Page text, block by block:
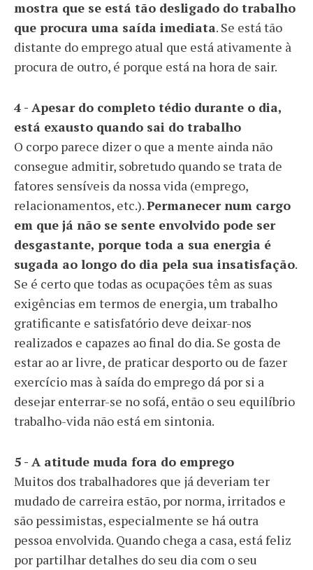
mostra que se está tão desligado do trabalho
que procura uma saída imediata. Se está tão
distante do emprego atual que está ativamente à
procura de outro, é porque está na hora de sair.
4 - Apesar do completo tédio durante o dia,
está exausto quando sai do trabalho
O corpo parece dizer o que a mente ainda não
consegue admitir, sobretudo quando se trata de
fatores sensíveis da nossa vida (emprego,
relacionamentos, etc.).Permanecer num cargo
em que já não se sente envolvido pode ser
desgastante, porque toda a sua energia é
sugada ao longo do dia pela sua insatisfação.
Se é certo que todas as ocupações têm as suas
exigências em termos de energia, um trabalho
gratificante e satisfatório deve deixar-nos
realizados e capazes ao final do dia. Se gosta de
estar ao ar livre, de praticar desporto ou de fazer
exercício mas à saída do emprego dá por si a
desejar enterrar-se no sofá, então o seu equilíbrio
trabalho-vida não está em sintonia.
5 - A atitude muda fora do emprego
Muitos dos trabalhadores que já deveriam ter
mudado de carreira estão, por norma, irritados e
são pessimistas, especialmente se há outra
pessoa envolvida. Quando chega a casa, está feliz
por partilhar detalhes do seu dia com o seu